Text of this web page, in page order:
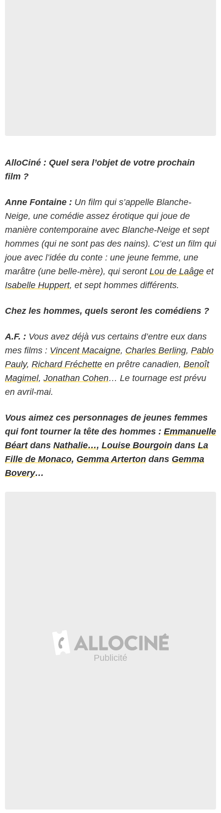
AlloCiné : Quel sera l’objet de votre prochain
film ?
Anne Fontaine : Un film qui s’appelle Blanche-
Neige, une comédie assez érotique qui joue de
manière contemporaine avec Blanche-Neige et sept
hommes (qui ne sont pas des nains). C’est un film qui
joue avec l’idée du conte : une jeune femme, une
marâtre (une belle-mère), qui seront Lou de Laâge et
Isabelle Huppert, et sept hommes différents.
Chez les hommes, quels seront les comédiens ?
A.F. : Vous avez déjà vus certains d’entre eux dans
mes films : Vincent Macaigne, Charles Berling, Pablo
Pauly, Richard Fréchette en prêtre canadien, Benoît
Magimel, Jonathan Cohen… Le tournage est prévu
en avril-mai.
Vous aimez ces personnages de jeunes femmes
qui font tourner la tête des hommes : Emmanuelle
Béartdans Nathalie…, Louise Bourgoin dans La
Fille de Monaco, Gemma Arterton dans Gemma
Bovery…